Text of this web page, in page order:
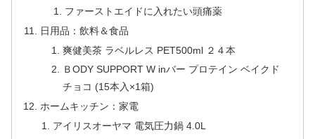
ファーストエイドに入れたい頭痛薬
日用品：飲料＆食品
爽健美茶 ラベルレス PET500ml ２４本
ＢODY SUPPORT W inバー プロテイン ベイクド
チョコ (15本入×1箱)
ホームキッチン：家電
アイリスオーヤマ 電気圧力鍋 4.0L